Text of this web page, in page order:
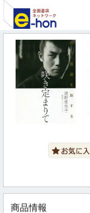
商品情報